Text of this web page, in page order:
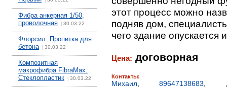
Фибра анкерная 1/50,
проволочная
30.03.22
Флорсил. Пропитка для
бетона| 30.03.22
Композитная
макрофибра FibraMax.
Стеклопластик
30.03.22
этот процесс можно
подняв дом,
чего здание
Цена: договорная
Контакты:
Михаил 89647138683